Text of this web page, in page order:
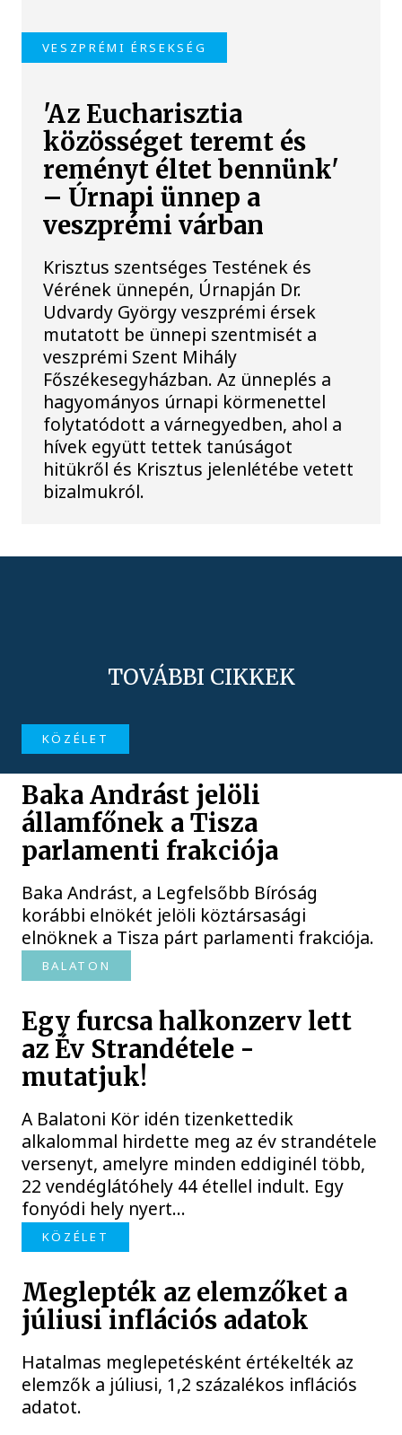
VESZPRÉMI ÉRSEKSÉG
'Az Eucharisztia
közösséget teremt és
reményt éltet bennünk'
– Úrnapi ünnep a
veszprémi várban
Krisztus szentséges Testének és
Vérének ünnepén, Úrnapján Dr.
Udvardy György veszprémi érsek
mutatott be ünnepi szentmisét a
veszprémi Szent Mihály
Főszékesegyházban. Az ünneplés a
hagyományos úrnapi körmenettel
folytatódott a várnegyedben, ahol a
hívek együtt tettek tanúságot
hitükről és Krisztus jelenlétébe vetett
bizalmukról.
TOVÁBBI CIKKEK
KÖZÉLET
Baka Andrást jelöli
államfőnek a Tisza
parlamenti frakciója
Baka Andrást, a Legfelsőbb Bíróság
korábbi elnökét jelöli köztársasági
elnöknek a Tisza párt parlamenti frakciója.
BALATON
Egy furcsa halkonzerv lett
az Év Strandétele -
mutatjuk!
A Balatoni Kör idén tizenkettedik
alkalommal hirdette meg az év strandétele
versenyt, amelyre minden eddiginél több,
22 vendéglátóhely 44 étellel indult. Egy
fonyódi hely nyert...
KÖZÉLET
Meglepték az elemzőket a
júliusi inflációs adatok
Hatalmas meglepetésként értékelték az
elemzők a júliusi, 1,2 százalékos inflációs
adatot.